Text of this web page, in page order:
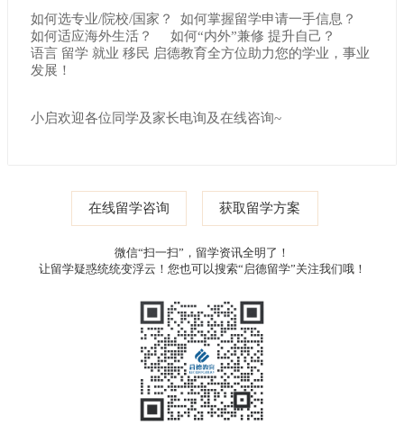
如何选专业/院校/国家？ 如何掌握留学申请一手信息？
如何适应海外生活？ 如何“内外”兼修 提升自己？
语言 留学 就业 移民 启德教育全方位助力您的学业，事业
发展！
小启欢迎各位同学及家长电询及在线咨询~
在线留学咨询 获取留学方案
微信“扫一扫”，留学资讯全明了！
让留学疑惑统统变浮云！您也可以搜索“启德留学”关注我们哦！